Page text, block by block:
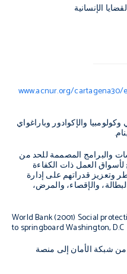
الإنسانية
www.acnur.org/
والإكوادور وباراغواي
والبرامج المصممة للحد من
العمل ذات الكفاءة
وتعزيز قدراتهم على إدارة
والإقصاء، والمرض،
World Bank (2001) Social
to springboardWashington, D.C
من شبكة الأمان إلى منصة